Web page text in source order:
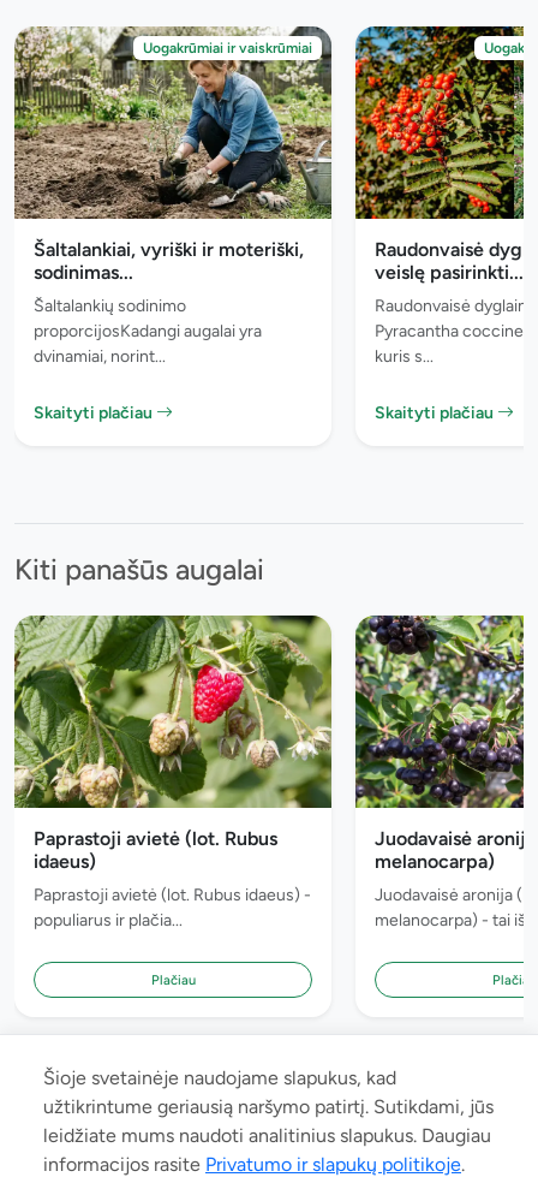
Uogakrūmiai ir vaiskrūmiai
Šaltalankiai, vyriški ir moteriški,
sodinimas...
Šaltalankių sodinimo
proporcijosKadangi augalai yra
dvinamiai, norint...
Skaityti plačiau
Raudonvaisė
veislę pasirinkti...
Raudonvaisė
Pyracantha
kuris s...
Skaityti plačiau
Kiti panašūs augalai
Paprastoji avietė (lot. Rubus
idaeus)
Paprastoji avietė (lot. Rubus idaeus) -
populiarus ir plačia...
Plačiau
Juodavaisė
melanocarpa)
Juodavaisė aronija
melanocarpa) - tai iš
Plačiau
© 2026 manoaugalas.lt. Neradote Jums reikalingo augalo ar radote
klaidą ar norite bendradarbiauti? Parašykite:
Šioje svetainėje naudojame slapukus, kad
užtikrintume geriausią naršymo patirtį. Sutikdami, jūs
leidžiate mums naudoti analitinius slapukus. Daugiau
informacijos rasite Privatumo ir slapukų politikoje.